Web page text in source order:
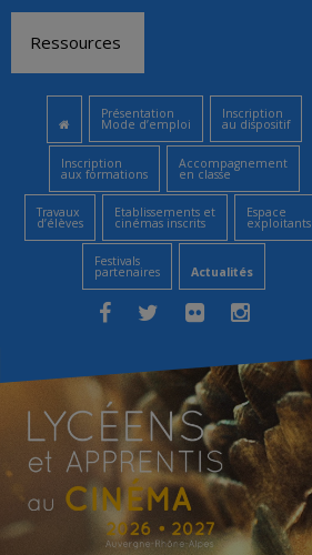
contenu
Ressources
Présentation
Mode d’emploi
Inscription
au dispositif
Inscription
aux formations
Accompagnement
en classe
Travaux
d’élèves
Etablissements et
cinémas inscrits
Espace
exploitants
Festivals
partenaires Actualités